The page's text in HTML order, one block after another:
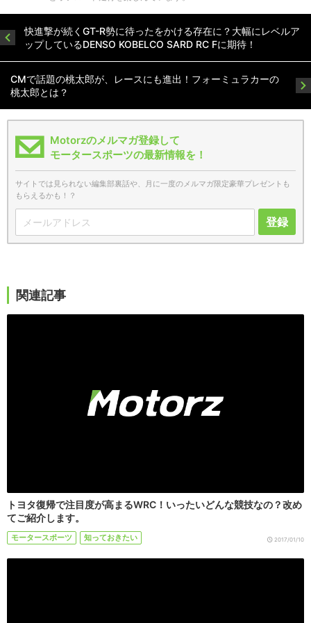
快進撃が続くGT-R勢に待ったをかける存在に？大幅にレベルア
ップしているDENSO KOBELCO SARD RC Fに期待！
CMで話題の桃太郎が、レースにも進出！フォーミュラカーの
桃太郎とは？
Motorzのメルマガ登録して
モータースポーツの最新情報を！
サイトでは見られない編集部裏話や、月に一度のメルマガ限定豪華プレゼントも
もらえるかも！？
登録
関連記事
トヨタ復帰で注目度が高まるWRC！いったいどんな競技なの？改め
てご紹介します。
モータースポーツ 知っておきたい 2017/01/10